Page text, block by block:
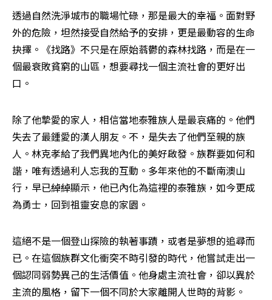
透過自然洗淨城市的職場忙碌，那是最大的幸福。面對野
外的危險，坦然接受自然給予的安排，更是最動容的生命
抉擇。《找路》不只是在原始蓊鬱的森林找路，而是在一
個最衰敗貧窮的山區，想要尋找一個主流社會的更好出
口。
除了他摯愛的家人，相信當地泰雅族人是最哀痛的。他們
失去了最鍾愛的漢人朋友。不，是失去了他們至親的族
人。林克孝給了我們異地內化的美好啟發。族群要如何和
諧，唯有透過利人忘我的互動。多年來他的不斷南澳山
行，早已綽綽顯示，他已內化為這裡的泰雅族，如今更成
為勇士，回到祖靈安息的家園。
這絕不是一個登山探險的執著事蹟，或者是夢想的追尋而
已。在這個族群文化衝突不時引發的時代，他嘗試走出一
個認同弱勢異己的生活價值。他身處主流社會，卻以異於
主流的風格，留下一個不同於大家離開人世時的背影。